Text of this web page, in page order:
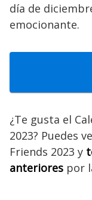
día de
emocionante.
¿Te gusta el
2023? Puedes
Friends 2023 y
anteriores por